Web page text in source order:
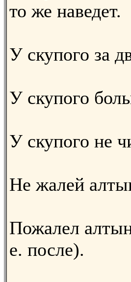
то же наведет.
У скупого за
У скупого
У скупого не
Не жалей
Пожалел
е. после).